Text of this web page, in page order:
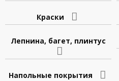
Краски
Лепнина, багет, плинтус
Напольные покрытия